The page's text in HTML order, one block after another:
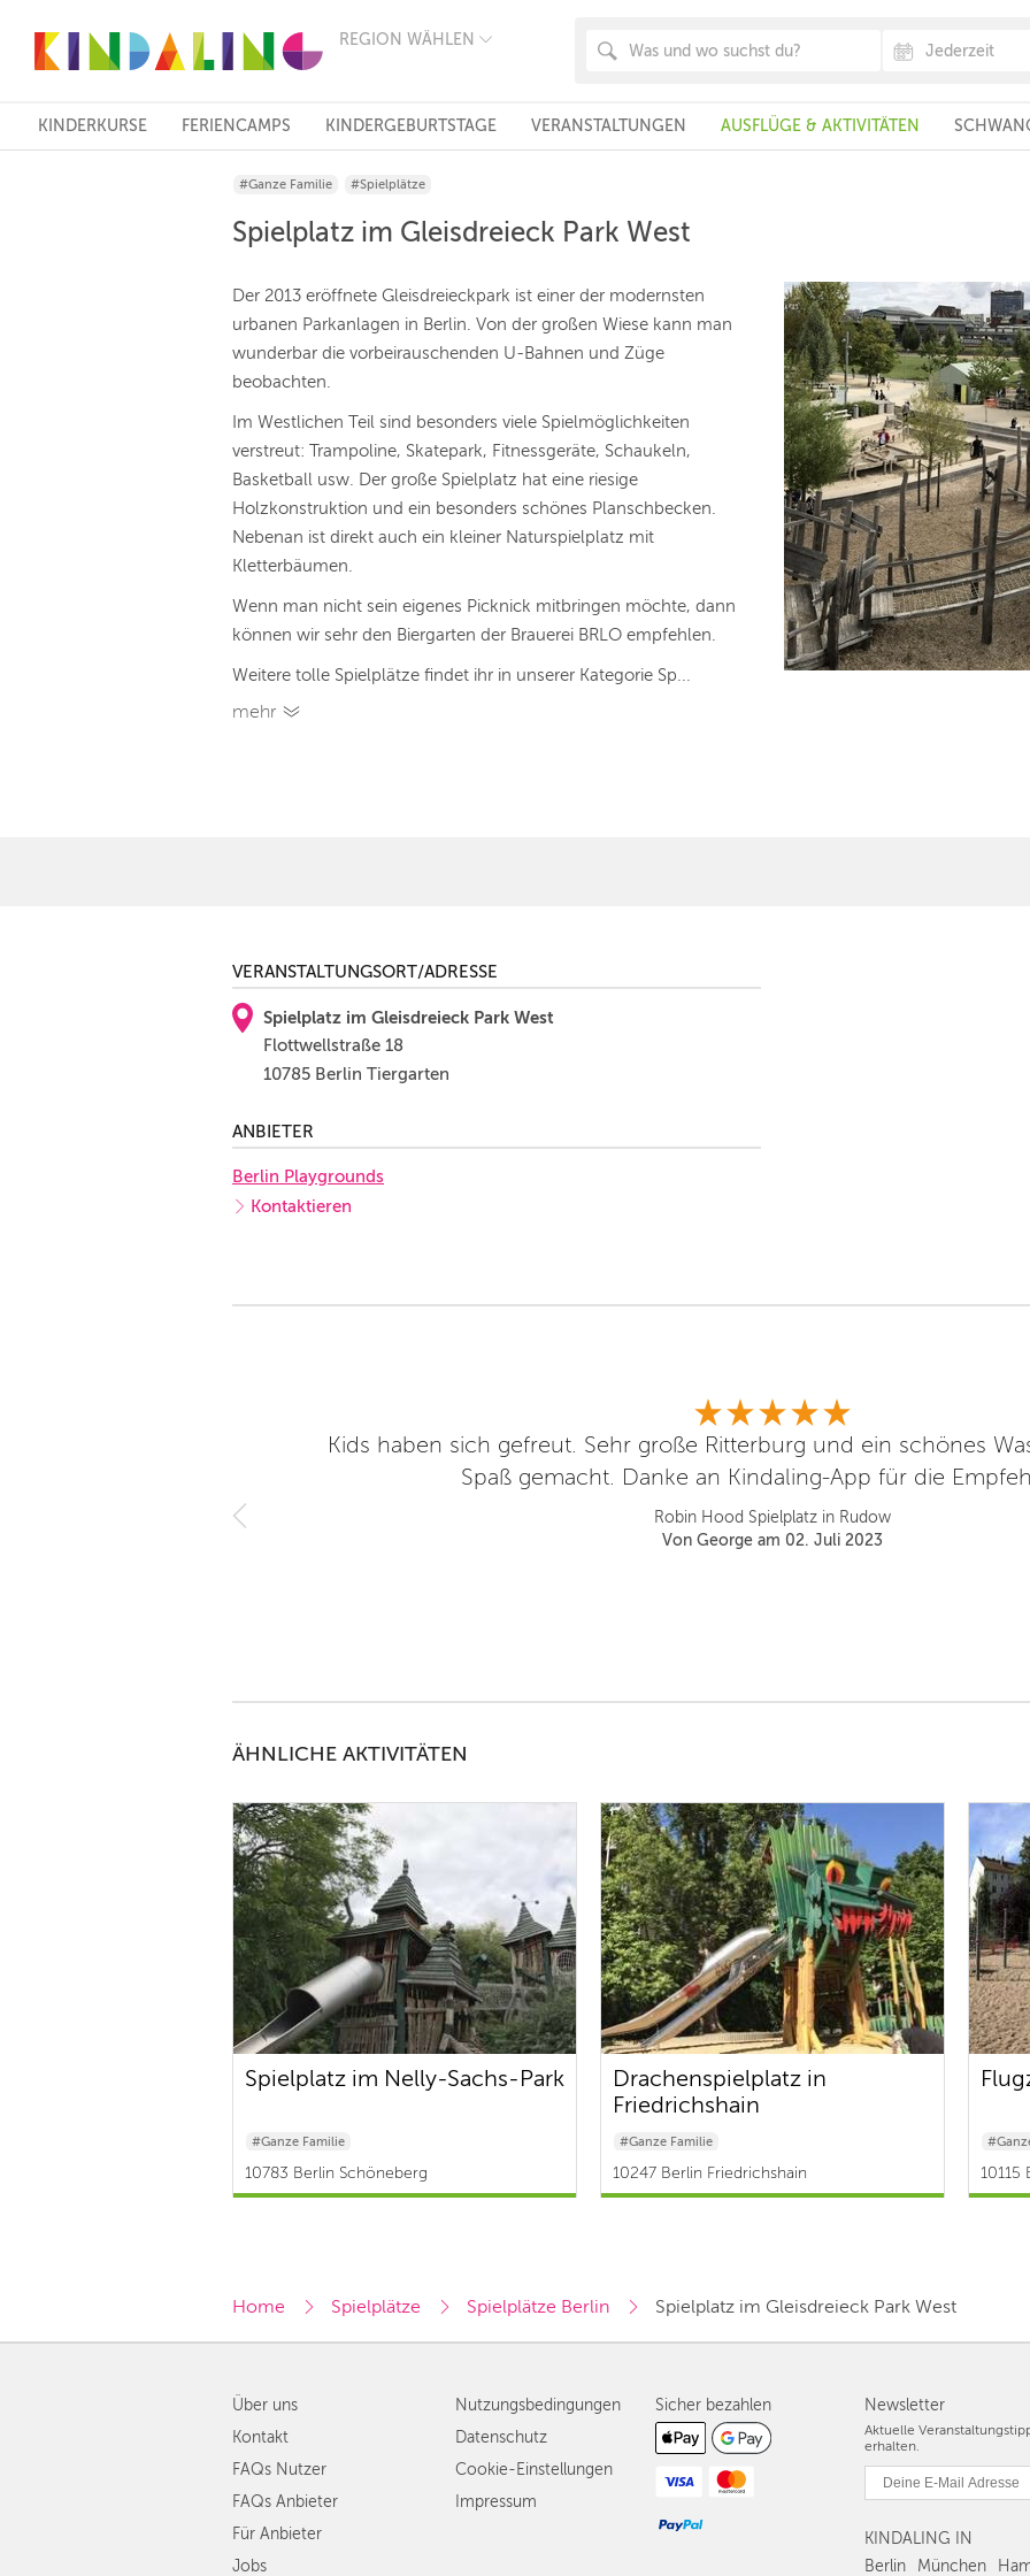
REGION WÄHLEN
FRANKFURT
KÖLN
STUTTGART
ESSEN
HANNOVER
DRESDEN
WIEN
ZÜRICH
KINDERKURSE FERIENCAMPS KINDERGEBURTSTAGE VERANSTALTUNGEN AUSFLÜGE & AKTIVITÄTEN
#Ganze Familie #Spielplätze
Spielplatz im Gleisdreieck Park West
Der 2013 eröffnete Gleisdreieckpark ist einer der modernsten
urbanen Parkanlagen in Berlin. Von der großen Wiese kann man
wunderbar die vorbeirauschenden U-Bahnen und Züge
beobachten.
Im Westlichen Teil sind besonders viele Spielmöglichkeiten
verstreut: Trampoline, Skatepark, Fitnessgeräte, Schaukeln,
Basketball usw. Der große Spielplatz hat eine riesige
Holzkonstruktion und ein besonders schönes Planschbecken.
Nebenan ist direkt auch ein kleiner Naturspielplatz mit
Kletterbäumen.
Wenn man nicht sein eigenes Picknick mitbringen möchte, dann
können wir sehr den Biergarten der Brauerei BRLO empfehlen.
Weitere tolle Spielplätze findet ihr in unserer Kategorie Sp...
mehr
VERANSTALTUNGSORT/ADRESSE
Spielplatz im Gleisdreieck Park West
Flottwellstraße 18
10785 Berlin Tiergarten
ANBIETER
Berlin Playgrounds
Kontaktieren
Kids haben sich gefreut. Sehr große Ritterburg und ein schönes
Spaß gemacht. Danke an Kindaling-App für die
Robin Hood Spielplatz in Rudow
Von George am 02. Juli 2023
ÄHNLICHE AKTIVITÄTEN
Spielplatz im Nelly-Sachs-Park
#Ganze Familie
10783 Berlin Schöneberg
Drachenspielplatz in
Friedrichshain
#Ganze Familie
10247 Berlin Friedrichshain 10115
Home Spielplätze Spielplätze Berlin Spielplatz im Gleisdreieck Park West
Newsletter
Aktuelle
erhalten.
KINDALING IN
Berlin
München
Über uns
Kontakt
FAQs Nutzer
FAQs Anbieter
Für Anbieter
Jobs
Nutzungsbedingungen
Datenschutz
Cookie-Einstellungen
Impressum
Sicher bezahlen